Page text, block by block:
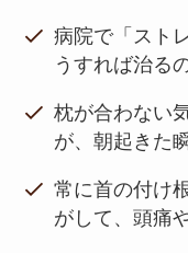
病院で「スト
うすれば治る
枕が合わない
が、朝起きた
常に首の付け
がして、頭痛